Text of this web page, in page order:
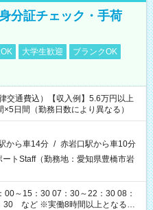
分証チェック・手荷
大学生歓迎
ブランクOK
交通費込）【収入例】5.6万円以上
日間（勤務日数により異なる）
から車14分 / 赤岩口駅から車10分
トStaff（勤務地：愛知県豊橋市岩
00～15：30 07：30～22：30 08：
30 など ※実働8時間以上となる勤